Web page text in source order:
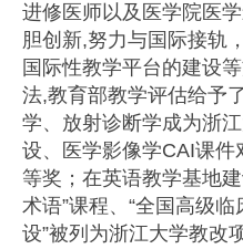
进修医师以及医学院医
胆创新,努力与国际接轨
国际性教学平台的建设
法,教育部教学评估给予
学、放射诊断学成为浙
设、医学影像学CAI课
等奖；在英语教学基地
术语”课程、“全国高级
设”被列为浙江大学教改